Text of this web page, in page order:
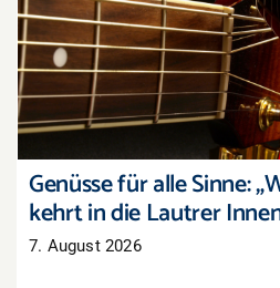
Genüsse für alle Sinne:
die Lautrer
Genüsse für alle Sinne:
kehrt in die Lautrer
7. August 2026